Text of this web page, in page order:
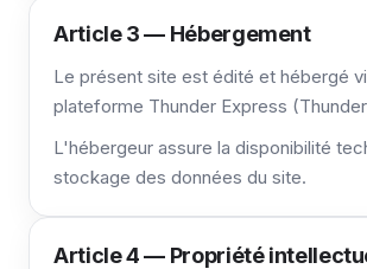
Article 3 — Hébergement
Le présent site est édité et hébergé
plateforme Thunder Express
L'hébergeur assure la disponibilité
stockage des données du site.
Article 4 — Propriété